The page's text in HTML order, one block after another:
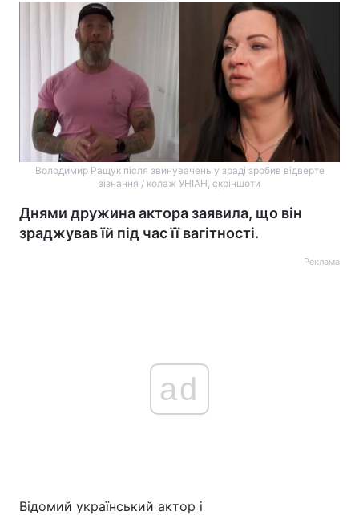
Володимир Ращук після звинувачень у зраді зробив відверте
зізнання / колаж УНІАН, скріншоти
Днями дружина актора заявила, що він
зраджував їй під час її вагітності.
Реклама
ad
Відомий український актор і